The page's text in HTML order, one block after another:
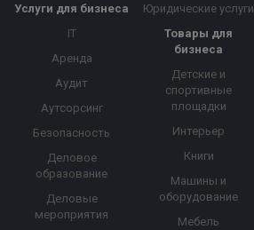
Услуги для бизнеса
IT
Аренда
Аудит
Аутсорсинг
Безопасность
Деловое
образование
Деловые
мероприятия
Юридические услуги
Товары для
бизнеса
Детские и
спортивные
площадки
Интерьер
Книги
Машины и
оборудование
Мебель